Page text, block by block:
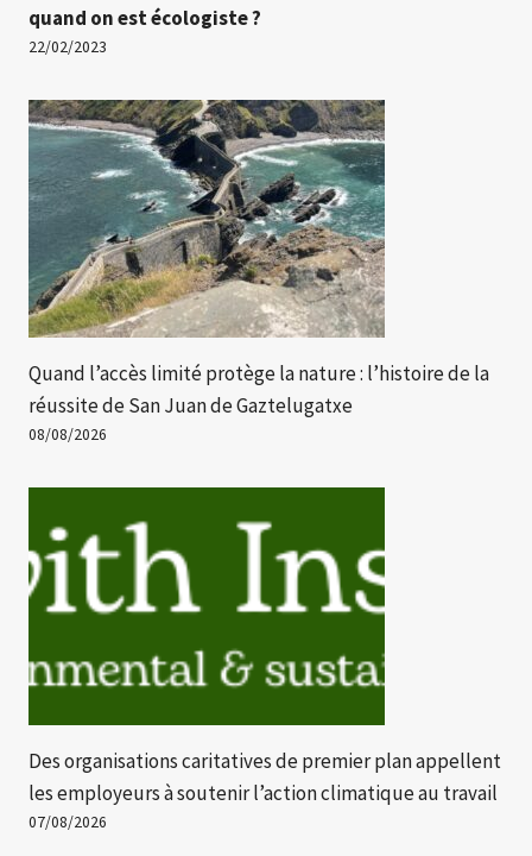
quand on est écologiste ?
22/02/2023
Quand l’accès limité protège la nature : l’histoire de la
réussite de San Juan de Gaztelugatxe
08/08/2026
Des organisations caritatives de premier plan appellent
les employeurs à soutenir l’action climatique au travail
07/08/2026